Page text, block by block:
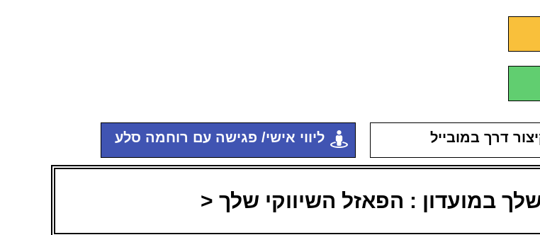
דרך במובייל ליווי אישי/ פגישה עם רוחמה סלע
במועדון : הפאזל השיווקי שלך <